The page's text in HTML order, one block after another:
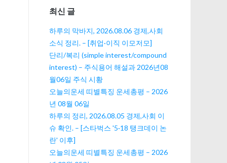
최신 글
하루의 막바지, 2026.08.06 경제,사회
소식 정리. – [취업·이직 이모저모]
단리/복리 (simple interest/compound
interest) – 주식용어 해설과 2026년08
월06일 주식 시황
오늘의운세 띠별특징 운세총평 – 2026
년 08월 06일
하루의 정리, 2026.08.05 경제,사회 이
슈 확인. – [스타벅스 '5·18 탱크데이 논
란' 이후]
오늘의운세 띠별특징 운세총평 – 2026